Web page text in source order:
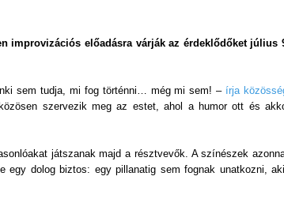
improvizációs előadásra várják az érdeklődőket július
sem tudja, mi fog történni… még mi sem! – írja
szervezik meg az estet, ahol a humor ott és
játszanak majd a résztvevők. A színészek
egy dolog biztos: egy pillanatig sem fognak unatkozni,